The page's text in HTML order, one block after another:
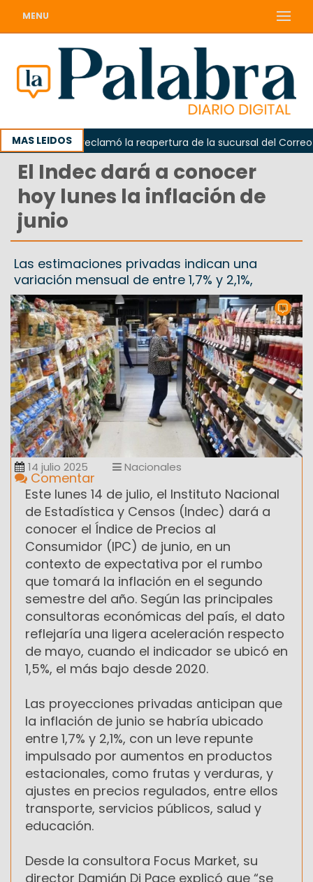
MENU
MAS LEIDOS
Odarda reclamó la reapertura de la sucursal del Correo
El Indec dará a conocer
hoy lunes la inflación de
junio
Las estimaciones privadas indican una
variación mensual de entre 1,7% y 2,1%,
14 julio 2025 Nacionales
Comentar
Este lunes 14 de julio, el Instituto Nacional
de Estadística y Censos (Indec) dará a
conocer el Índice de Precios al
Consumidor (IPC) de junio, en un
contexto de expectativa por el rumbo
que tomará la inflación en el segundo
semestre del año. Según las principales
consultoras económicas del país, el dato
reflejaría una ligera aceleración respecto
de mayo, cuando el indicador se ubicó en
1,5%, el más bajo desde 2020.
Las proyecciones privadas anticipan que
la inflación de junio se habría ubicado
entre 1,7% y 2,1%, con un leve repunte
impulsado por aumentos en productos
estacionales, como frutas y verduras, y
ajustes en precios regulados, entre ellos
transporte, servicios públicos, salud y
educación.
Desde la consultora Focus Market, su
director Damián Di Pace explicó que “se